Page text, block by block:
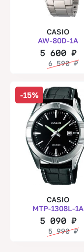
CASIO
AW-80D-1A
5 600 ₽
6 590₽
-15%
CASIO
MTP-1308L-1A
5 090 ₽
5 990₽